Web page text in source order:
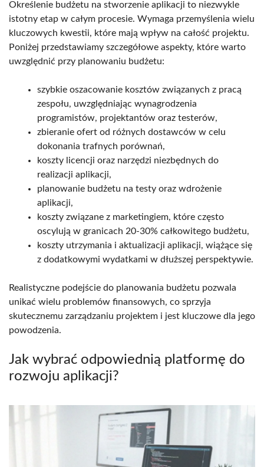
Określenie budżetu na stworzenie aplikacji to niezwykle
istotny etap w całym procesie. Wymaga przemyślenia wielu
kluczowych kwestii, które mają wpływ na całość projektu.
Poniżej przedstawiamy szczegółowe aspekty, które warto
uwzględnić przy planowaniu budżetu:
szybkie oszacowanie kosztów związanych z pracą
zespołu, uwzględniając wynagrodzenia
programistów, projektantów oraz testerów,
zbieranie ofert od różnych dostawców w celu
dokonania trafnych porównań,
koszty licencji oraz narzędzi niezbędnych do
realizacji aplikacji,
planowanie budżetu na testy oraz wdrożenie
aplikacji,
koszty związane z marketingiem, które często
oscylują w granicach 20-30% całkowitego budżetu,
koszty utrzymania i aktualizacji aplikacji, wiążące się
z dodatkowymi wydatkami w dłuższej perspektywie.
Realistyczne podejście do planowania budżetu pozwala
unikać wielu problemów finansowych, co sprzyja
skutecznemu zarządzaniu projektem i jest kluczowe dla jego
powodzenia.
Jak wybrać odpowiednią platformę do
rozwoju aplikacji?